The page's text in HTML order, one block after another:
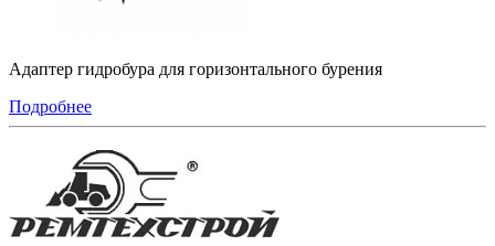
Адаптер гидробура для горизонтального бурения
Подробнее